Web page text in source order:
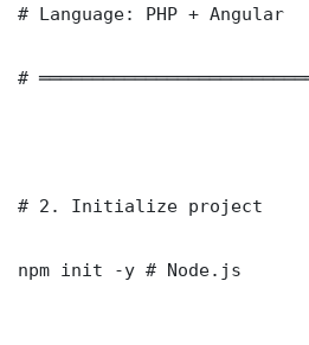
# Language: PHP + Angular
#
# 2. Initialize project
npm init -y # Node.js